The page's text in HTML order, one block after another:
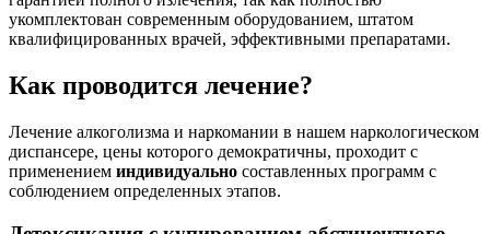
укомплектован современным оборудованием, штатом
квалифицированных врачей, эффективными препаратами.
Как проводится лечение?
Лечение алкоголизма и наркомании в нашем наркологическом
диспансере, цены которого демократичны, проходит с
применением индивидуально составленных программ с
соблюдением определенных этапов.